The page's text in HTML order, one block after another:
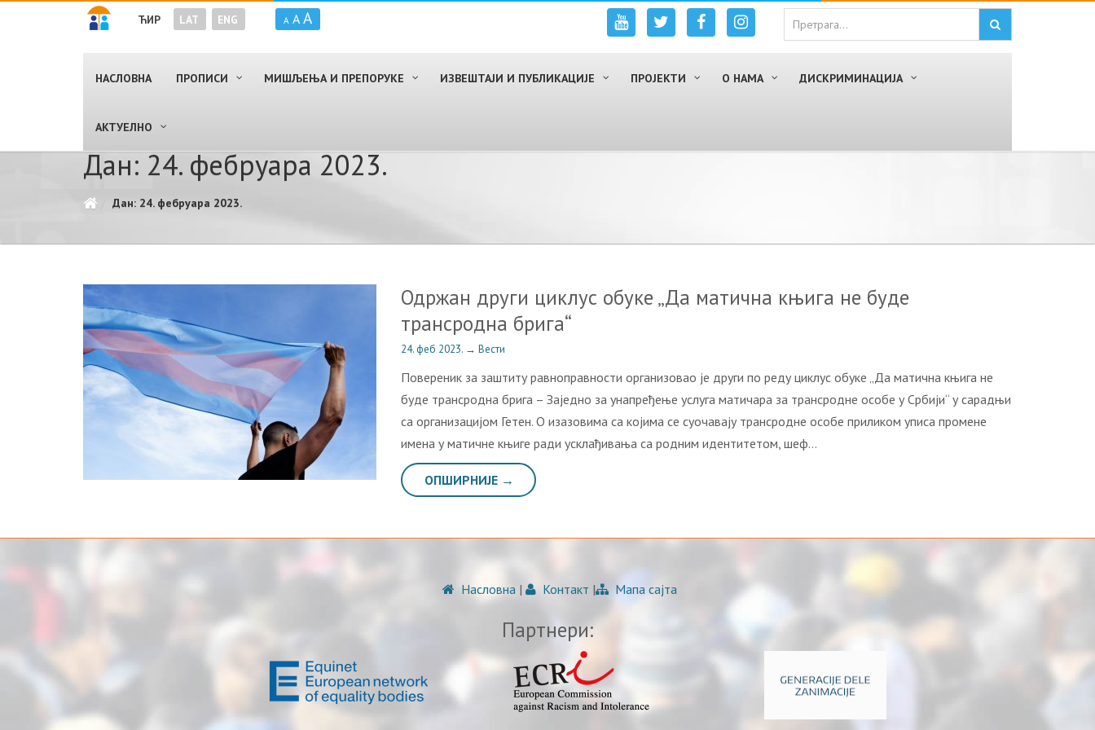
ЋИР LAT ENG A A A
НАСЛОВНА ПРОПИСИ МИШЉЕЊА И ПРЕПОРУКЕ ИЗВЕШТАЈИ И ПУБЛИКАЦИЈЕ ПРОЈЕКТИ О НАМА ДИСКРИМИНАЦИЈА
AКТУЕЛНО
Дан: 24. фебруара 2023.
Дан: 24. фебруара 2023.
Одржан други циклус обуке „Да матична књига не буде
трансродна брига“
24. феб 2023. → Вести
Повереник за заштиту равноправности организовао је други по реду циклус обуке „Да матична књига не
буде трансродна брига – Заједно за унапређење услуга матичара за трансродне особе у Србији“ у сарадњи
са организацијом Гетен. О изазовима са којима се суочавају трансродне особе приликом уписа промене
имена у матичне књиге ради усклађивања са родним идентитетом, шеф…
ОПШИРНИЈЕ →
Насловна | Контакт | Мапа сајта
Партнери: